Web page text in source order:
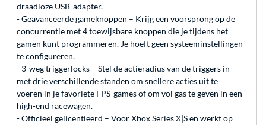
draadloze USB-adapter.
- Geavanceerde gameknoppen – Krijg een voorsprong op de
concurrentie met 4 toewijsbare knoppen die je tijdens het
gamen kunt programmeren. Je hoeft geen systeeminstellingen
te configureren.
- 3-weg triggerlocks – Stel de actieradius van de triggers in
met drie verschillende standen om snellere acties uit te
voeren in je favoriete FPS-games of om vol gas te geven in een
high-end racewagen.
- Officieel gelicentieerd – Voor Xbox Series X|S en werkt op